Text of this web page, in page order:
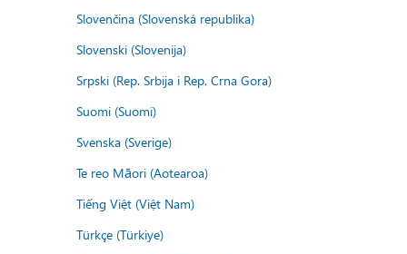
Slovenčina (Slovenská republika)
Slovenski (Slovenija)
Srpski (Rep. Srbija i Rep. Crna Gora)
Suomi (Suomi)
Svenska (Sverige)
Te reo Māori (Aotearoa)
Tiếng Việt (Việt Nam)
Türkçe (Türkiye)